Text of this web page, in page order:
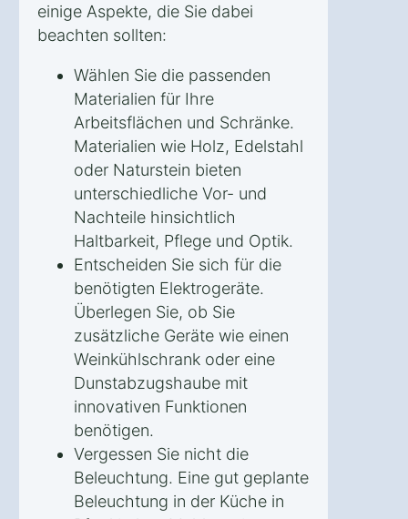
einige Aspekte, die Sie dabei
beachten sollten:
Wählen Sie die passenden
Materialien für Ihre
Arbeitsflächen und Schränke.
Materialien wie Holz, Edelstahl
oder Naturstein bieten
unterschiedliche Vor- und
Nachteile hinsichtlich
Haltbarkeit, Pflege und Optik.
Entscheiden Sie sich für die
benötigten Elektrogeräte.
Überlegen Sie, ob Sie
zusätzliche Geräte wie einen
Weinkühlschrank oder eine
Dunstabzugshaube mit
innovativen Funktionen
benötigen.
Vergessen Sie nicht die
Beleuchtung. Eine gut geplante
Beleuchtung in der Küche in